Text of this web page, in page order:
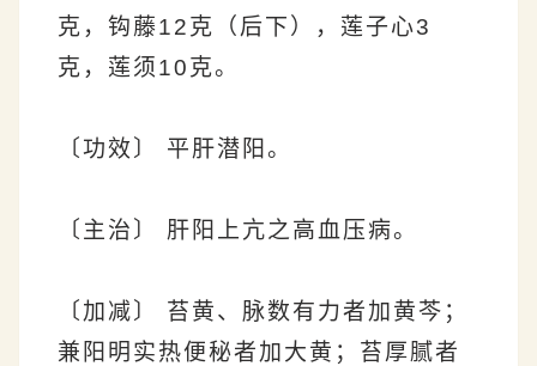
克，钩藤12克（后下），莲子心3
克，莲须10克。
〔功效〕 平肝潜阳。
〔主治〕 肝阳上亢之高血压病。
〔加减〕 苔黄、脉数有力者加黄芩；
兼阳明实热便秘者加大黄；苔厚腻者